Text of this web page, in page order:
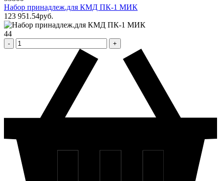
Набор принадлеж.для КМД ПК-1 МИК
123 951.54pуб.
44